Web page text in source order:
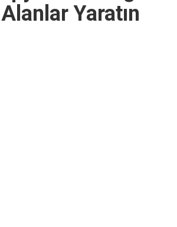
Yaratın